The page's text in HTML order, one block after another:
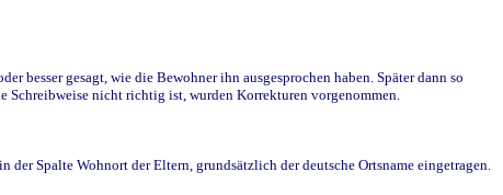
besser gesagt, wie die Bewohner ihn ausgesprochen haben. Später dann so
Schreibweise nicht richtig ist, wurden Korrekturen vorgenommen.
Spalte Wohnort der Eltern, grundsätzlich der deutsche Ortsname eingetragen.